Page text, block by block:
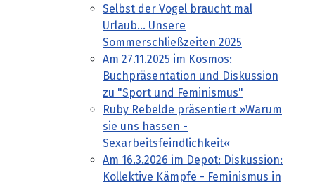
Selbst der Vogel braucht mal
Urlaub... Unsere
Sommerschließzeiten 2025
Am 27.11.2025 im Kosmos:
Buchpräsentation und Diskussion
zu "Sport und Feminismus"
Ruby Rebelde präsentiert »Warum
sie uns hassen -
Sexarbeitsfeindlichkeit«
Am 16.3.2026 im Depot: Diskussion:
Kollektive Kämpfe - Feminismus in